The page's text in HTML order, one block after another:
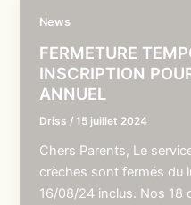
News
FERMETURE
INSCRIPTION
ANNUEL
Driss /15 juillet 2024
Chers Parents, Le
crèches sont fermés du
16/08/24 inclus. Nos 18